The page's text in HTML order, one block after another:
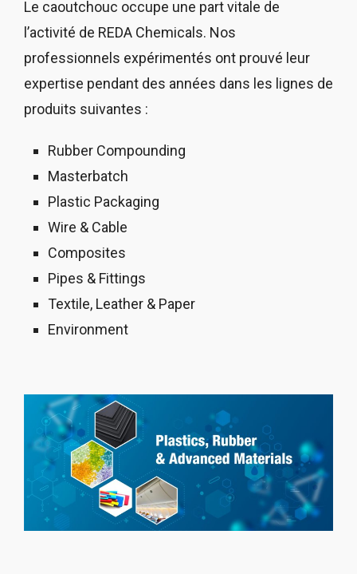
Le caoutchouc occupe une part vitale de
l’activité de REDA Chemicals. Nos
professionnels expérimentés ont prouvé leur
expertise pendant des années dans les lignes de
produits suivantes :
Rubber Compounding
Masterbatch
Plastic Packaging
Wire & Cable
Composites
Pipes & Fittings
Textile, Leather & Paper
Environment